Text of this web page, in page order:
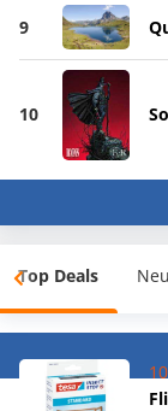
9
10
Top Deals